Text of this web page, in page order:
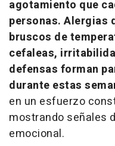
agotamiento que
personas. Alergias
bruscos de
cefaleas,
defensas forman
durante estas
en un esfuerzo
mostrando señales
emocional.